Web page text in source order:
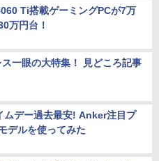
Ti搭載ゲーミングPCが7万
万円台！
一眼の大特集！ 見どころ記事
ムデー過去最安! Anker注目プ
デルを使ってみた